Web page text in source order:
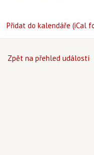
Přidat do kalendáře (iCal
Zpět na přehled událostí